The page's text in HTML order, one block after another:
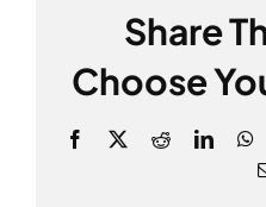
Share
Choose
Facebook
X Reddit